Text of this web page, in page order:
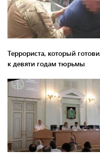
Террориста, который
к девяти годам тюрьмы